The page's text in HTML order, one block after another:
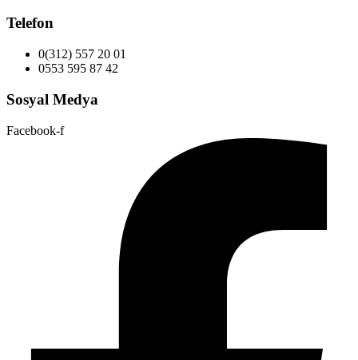
Telefon
0(312) 557 20 01
0553 595 87 42
Sosyal Medya
Facebook-f